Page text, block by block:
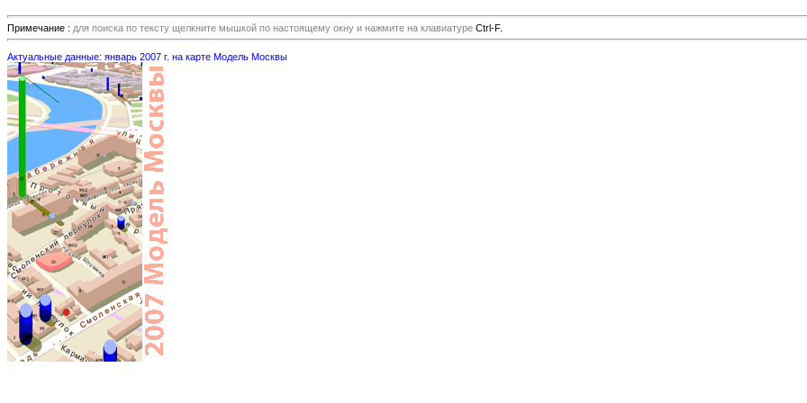
Примечание : для поиска по тексту щелкните мышкой по настоящему окну и нажмите на клавиатуре Ctrl-F.
Актуальные данные: январь 2007 г. на карте Модель Москвы